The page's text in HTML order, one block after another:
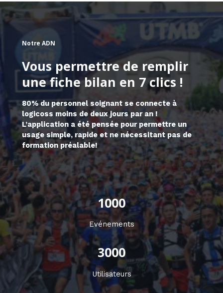
Notre ADN
Vous permettre de remplir
une fiche bilan en 7 clics !
80% du personnel soignant se connecte à
logicoss moins de deux jours par an !
L’application a été pensée pour permettre un
usage simple, rapide et ne nécessitant pas de
formation préalable!
1000
Evénements
3000
Utilisateurs